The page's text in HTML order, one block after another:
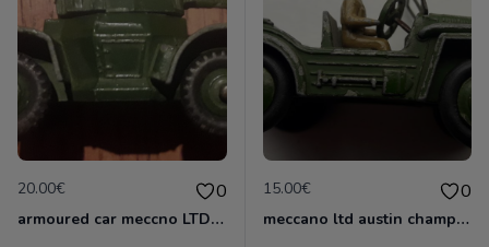
20.00€ 0
armoured car meccno LTD N°670
15.00€ 0
meccano ltd austin champ N°674